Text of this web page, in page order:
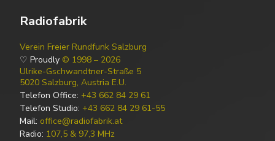
Radiofabrik
Verein Freier Rundfunk Salzburg
♡ Proudly © 1998 – 2026
Ulrike-Gschwandtner-Straße 5
5020 Salzburg, Austria E.U.
Telefon Office: +43 662 84 29 61
Telefon Studio: +43 662 84 29 61-55
Mail: office@radiofabrik.at
Radio: 107,5 & 97,3 MHz